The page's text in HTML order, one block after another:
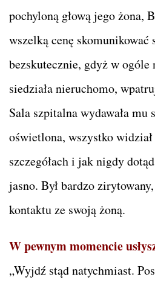
pochyloną głową jego żona,
wszelką cenę skomunikować
bezskutecznie, gdyż w ogóle
siedziała nieruchomo,
Sala szpitalna wydawała mu
oświetlona, wszystko
szczegółach i jak nigdy
jasno. Był bardzo
kontaktu ze swoją żoną.
W pewnym momencie
„Wyjdź stąd natychmiast.